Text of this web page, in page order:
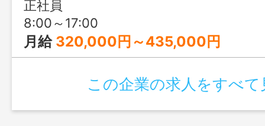
正社員
8:00～17:00
月給 320,000円～435,000円
この企業の求人をすべて